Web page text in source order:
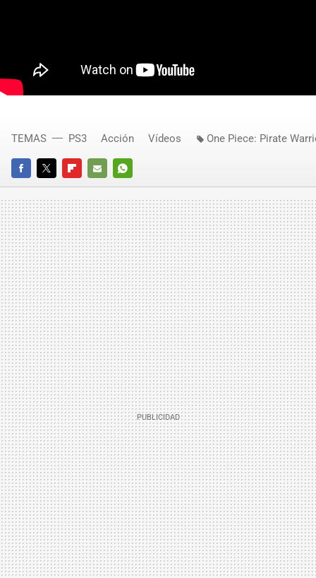
FACEBOOKTWITTERFLIPBOARD
E-
MAIL
WHATSAPP
TEMAS PS3 Acción Vídeos One Piece: Pirate